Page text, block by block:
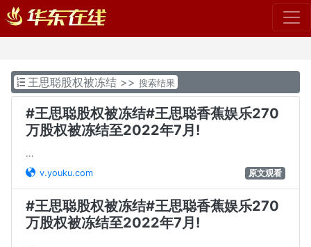
王思聪股权被冻结 >> 搜索结果
#王思聪股权被冻结#王思聪香蕉娱乐270
万股权被冻结至2022年7月!
...
v.youku.com
原文观看
#王思聪股权被冻结#王思聪香蕉娱乐270
万股权被冻结至2022年7月!